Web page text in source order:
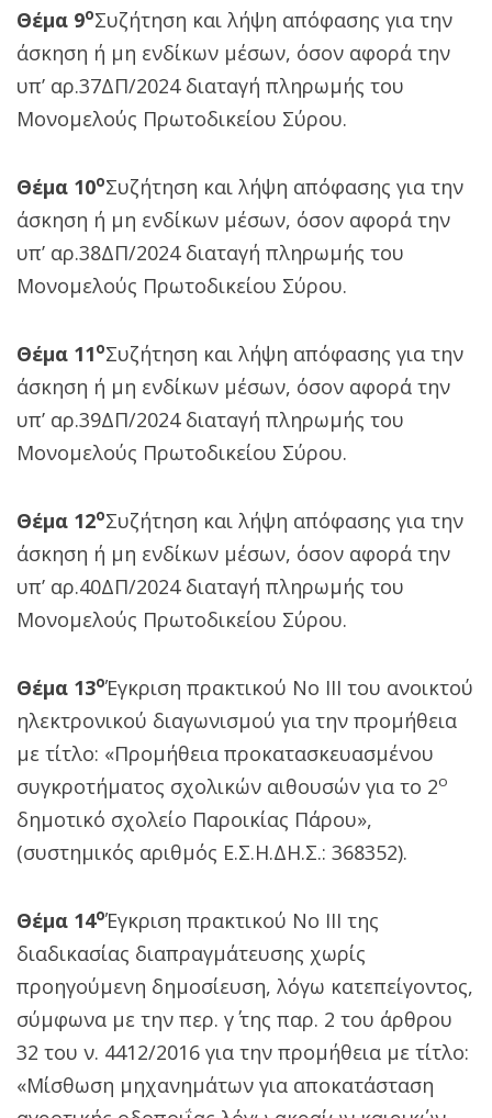
Θέμα 9οΣυζήτηση και λήψη απόφασης για την
άσκηση ή μη ενδίκων μέσων, όσον αφορά την
υπ’ αρ.37ΔΠ/2024 διαταγή πληρωμής του
Μονομελούς Πρωτοδικείου Σύρου.
Θέμα 10οΣυζήτηση και λήψη απόφασης για την
άσκηση ή μη ενδίκων μέσων, όσον αφορά την
υπ’ αρ.38ΔΠ/2024 διαταγή πληρωμής του
Μονομελούς Πρωτοδικείου Σύρου.
Θέμα 11οΣυζήτηση και λήψη απόφασης για την
άσκηση ή μη ενδίκων μέσων, όσον αφορά την
υπ’ αρ.39ΔΠ/2024 διαταγή πληρωμής του
Μονομελούς Πρωτοδικείου Σύρου.
Θέμα 12οΣυζήτηση και λήψη απόφασης για την
άσκηση ή μη ενδίκων μέσων, όσον αφορά την
υπ’ αρ.40ΔΠ/2024 διαταγή πληρωμής του
Μονομελούς Πρωτοδικείου Σύρου.
Θέμα 13οΈγκριση πρακτικού Νο ΙΙΙ του ανοικτού
ηλεκτρονικού διαγωνισμού για την προμήθεια
με τίτλο: «Προμήθεια προκατασκευασμένου
συγκροτήματος σχολικών αιθουσών για το 2ο
δημοτικό σχολείο Παροικίας Πάρου»,
(συστημικός αριθμός Ε.Σ.Η.ΔΗ.Σ.: 368352).
Θέμα 14οΈγκριση πρακτικού Νο ΙIΙ της
διαδικασίας διαπραγμάτευσης χωρίς
προηγούμενη δημοσίευση, λόγω κατεπείγοντος,
σύμφωνα με την περ. γ΄ της παρ. 2 του άρθρου
32 του ν. 4412/2016 για την προμήθεια με τίτλο:
«Μίσθωση μηχανημάτων για αποκατάσταση